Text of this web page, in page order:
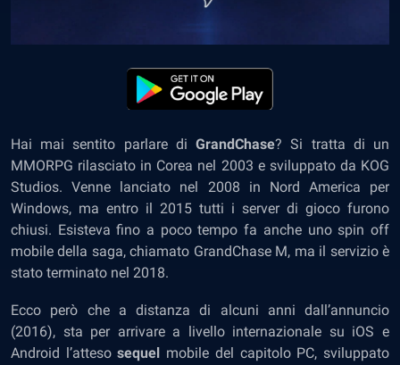
Hai mai sentito parlare diGrandChase? Si tratta di un
MMORPG rilasciato in Corea nel 2003 e sviluppato da KOG
Studios. Venne lanciato nel 2008 in Nord America per
Windows, ma entro il 2015 tutti i server di gioco furono
chiusi. Esisteva fino a poco tempo fa anche uno spin off
mobile della saga, chiamato GrandChase M, ma il servizio è
stato terminato nel 2018.
Ecco però che a distanza di alcuni anni dall’annuncio
(2016), sta per arrivare a livello internazionale su iOS e
Android l’attesosequel mobile del capitolo PC, sviluppato